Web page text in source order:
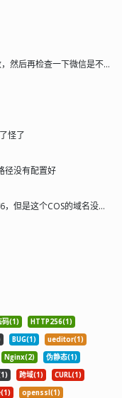
检查一下安装路径和bat路径是不是一致，然后再检查一下微信是不是安装在C盘...
怪了
径没有配置好
应该是腾讯云COS配置的时候走的是IPV6，但是这个COS的域名没有解析I...
码(1)
HTTP256(1)
BUG(1)
ueditor(1)
Nginx(2)
伪静态(1)
跨域(1)
CURL(1)
openssl(1)